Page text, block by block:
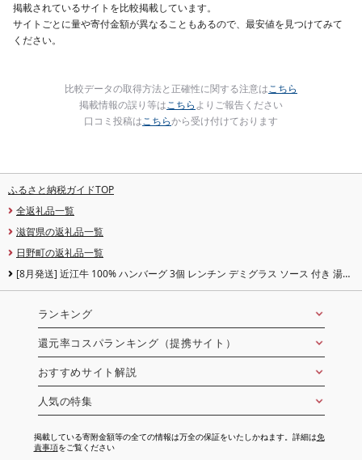
掲載されているサイトを比較掲載しています。
サイトごとに量や寄付金額が異なることもあるので、最安値を見つけてみて
ください。
比較データの取得方法と正確性に関する注意はこちら
掲載情報の誤り等はこちらよりご報告ください
口コミ投稿はこちらから受け付けております
ふるさと納税ガイドTOP
全返礼品一覧
滋賀県の返礼品一覧
日野町の返礼品一覧
[8月発送] 近江牛 100% ハンバーグ 3個 レンチン デミグラス ソース 付き 湯煎
賀県日野町 送料無料
ランキング
還元率コスパランキング（提携サイト）
おすすめサイト解説
人気の特集
掲載している寄附金額等の全ての情報は万全の保証をいたしかねます。詳細は免
責事項をご覧ください